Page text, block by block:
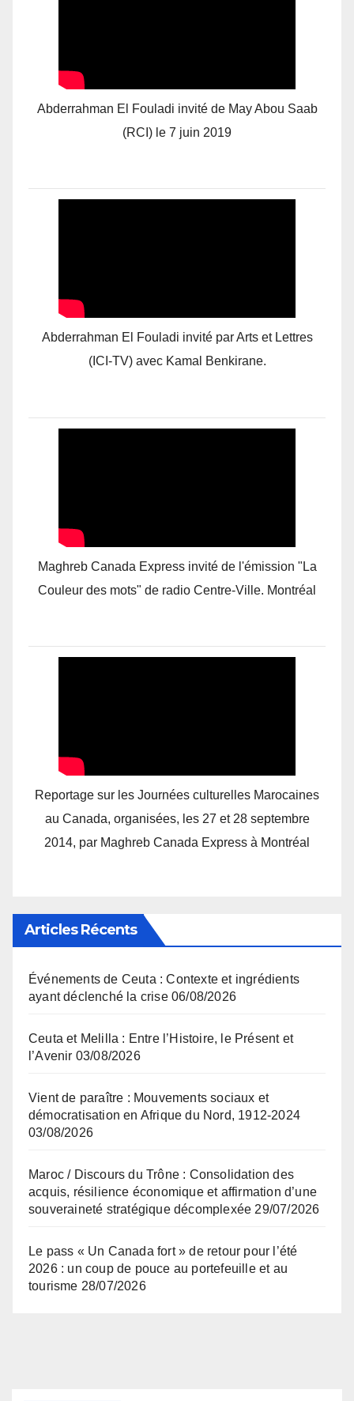
Abderrahman El Fouladi invité de May Abou Saab
(RCI) le 7 juin 2019
Abderrahman El Fouladi invité par Arts et Lettres
(ICI-TV) avec Kamal Benkirane.
Maghreb Canada Express invité de l'émission "La
Couleur des mots" de radio Centre-Ville. Montréal
Reportage sur les Journées culturelles Marocaines
au Canada, organisées, les 27 et 28 septembre
2014, par Maghreb Canada Express à Montréal
Articles Récents
Événements de Ceuta : Contexte et ingrédients
ayant déclenché la crise 06/08/2026
Ceuta et Melilla : Entre l’Histoire, le Présent et
l’Avenir 03/08/2026
Vient de paraître : Mouvements sociaux et
démocratisation en Afrique du Nord, 1912-2024
03/08/2026
Maroc / Discours du Trône : Consolidation des
acquis, résilience économique et affirmation d’une
souveraineté stratégique décomplexée 29/07/2026
Le pass « Un Canada fort » de retour pour l’été
2026 : un coup de pouce au portefeuille et au
tourisme 28/07/2026